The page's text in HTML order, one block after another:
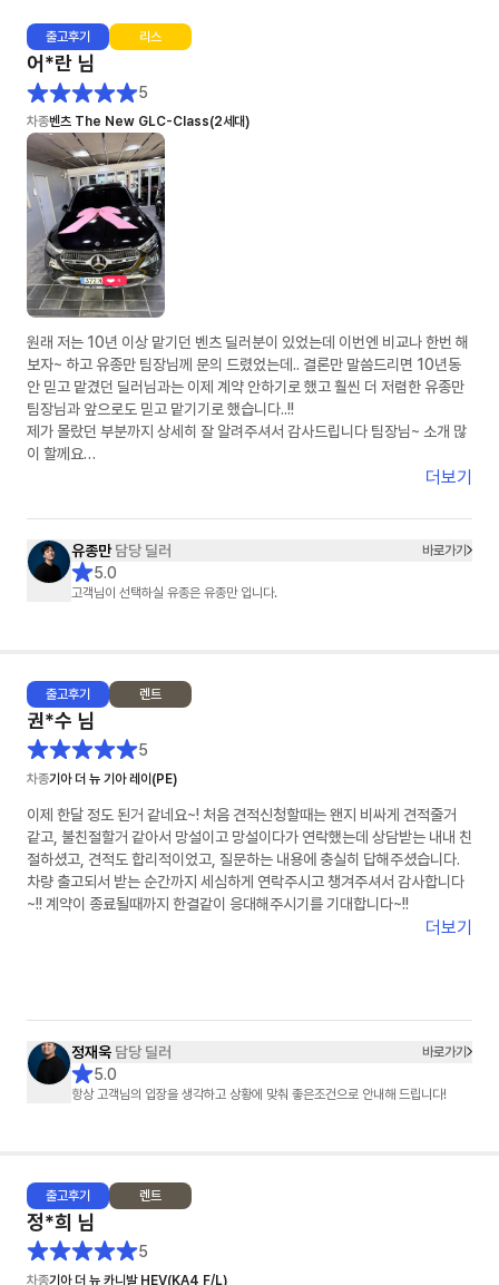
출고후기 리스
어*란 님
5
차종벤츠 The New GLC-Class(2세대)
원래 저는 10년 이상 맡기던 벤츠 딜러분이 있었는데 이번엔 비교나 한번 해
보자~ 하고 유종만 팀장님께 문의 드렸었는데.. 결론만 말씀드리면 10년동
안 믿고 맡겼던 딜러님과는 이제 계약 안하기로 했고 훨씬 더 저렴한 유종만
팀장님과 앞으로도 믿고 맡기기로 했습니다..!!
제가 몰랐던 부분까지 상세히 잘 알려주셔서 감사드립니다 팀장님~ 소개 많
이 할께요
더보기
유종만 담당 딜러 바로가기
5.0
고객님이 선택하실 유종은 유종만 입니다.
출고후기 렌트
권*수 님
5
차종기아 더 뉴 기아 레이(PE)
이제 한달 정도 된거 같네요~! 처음 견적신청할때는 왠지 비싸게 견적줄거
같고, 불친절할거 같아서 망설이고 망설이다가 연락했는데 상담받는 내내 친
절하셨고, 견적도 합리적이었고, 질문하는 내용에 충실히 답해주셨습니다.
차량 출고되서 받는 순간까지 세심하게 연락주시고 챙겨주셔서 감사합니다
~!! 계약이 종료될때까지 한결같이 응대해주시기를 기대합니다~!!
더보기
정재욱 담당 딜러 바로가기
5.0
항상 고객님의 입장을 생각하고 상황에 맞춰 좋은조건으로 안내해 드립니다!
출고후기 렌트
정*희 님
5
차종기아 더 뉴 카니발 HEV(KA4 F/L)